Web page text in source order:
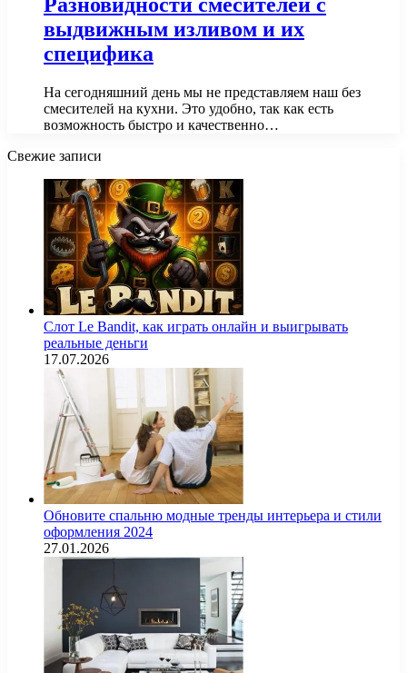
выдвижным изливом и их
специфика
На сегодняшний день мы не представляем наш без
смесителей на кухни. Это удобно, так как есть
возможность быстро и качественно…
Свежие записи
Слот Le Bandit, как играть онлайн и выигрывать
реальные деньги
17.07.2026
Обновите спальню модные тренды интерьера и стили
оформления 2024
27.01.2026